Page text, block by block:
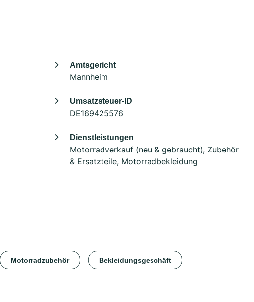
Amtsgericht
Mannheim
Umsatzsteuer-ID
DE169425576
Dienstleistungen
Motorradverkauf (neu & gebraucht), Zubehör
& Ersatzteile, Motorradbekleidung
Motorradzubehör Bekleidungsgeschäft